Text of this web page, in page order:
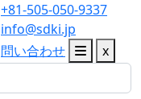
+81-505-050-9337
info@sdki.jp
問い合わせ
x